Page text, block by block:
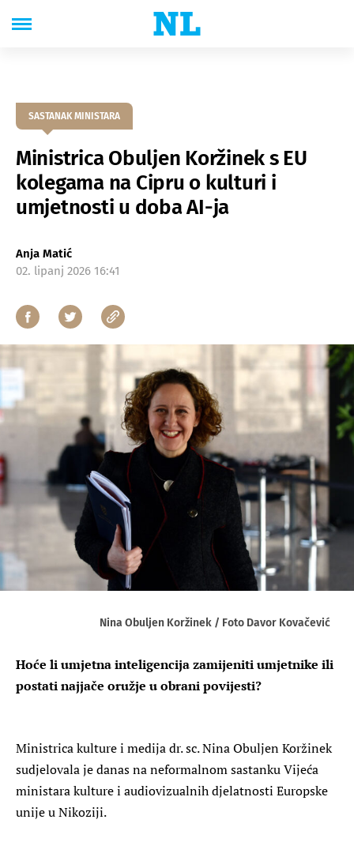
SASTANAK MINISTARA
Ministrica Obuljen Koržinek s EU
kolegama na Cipru o kulturi i
umjetnosti u doba AI-ja
Anja Matić
02. lipanj 2026 16:41
Nina Obuljen Koržinek / Foto Davor Kovačević
Hoće li umjetna inteligencija zamijeniti umjetnike ili
postati najjače oružje u obrani povijesti?
Ministrica kulture i medija dr. sc. Nina Obuljen Koržinek
sudjelovala je danas na neformalnom sastanku Vijeća
ministara kulture i audiovizualnih djelatnosti Europske
unije u Nikoziji.